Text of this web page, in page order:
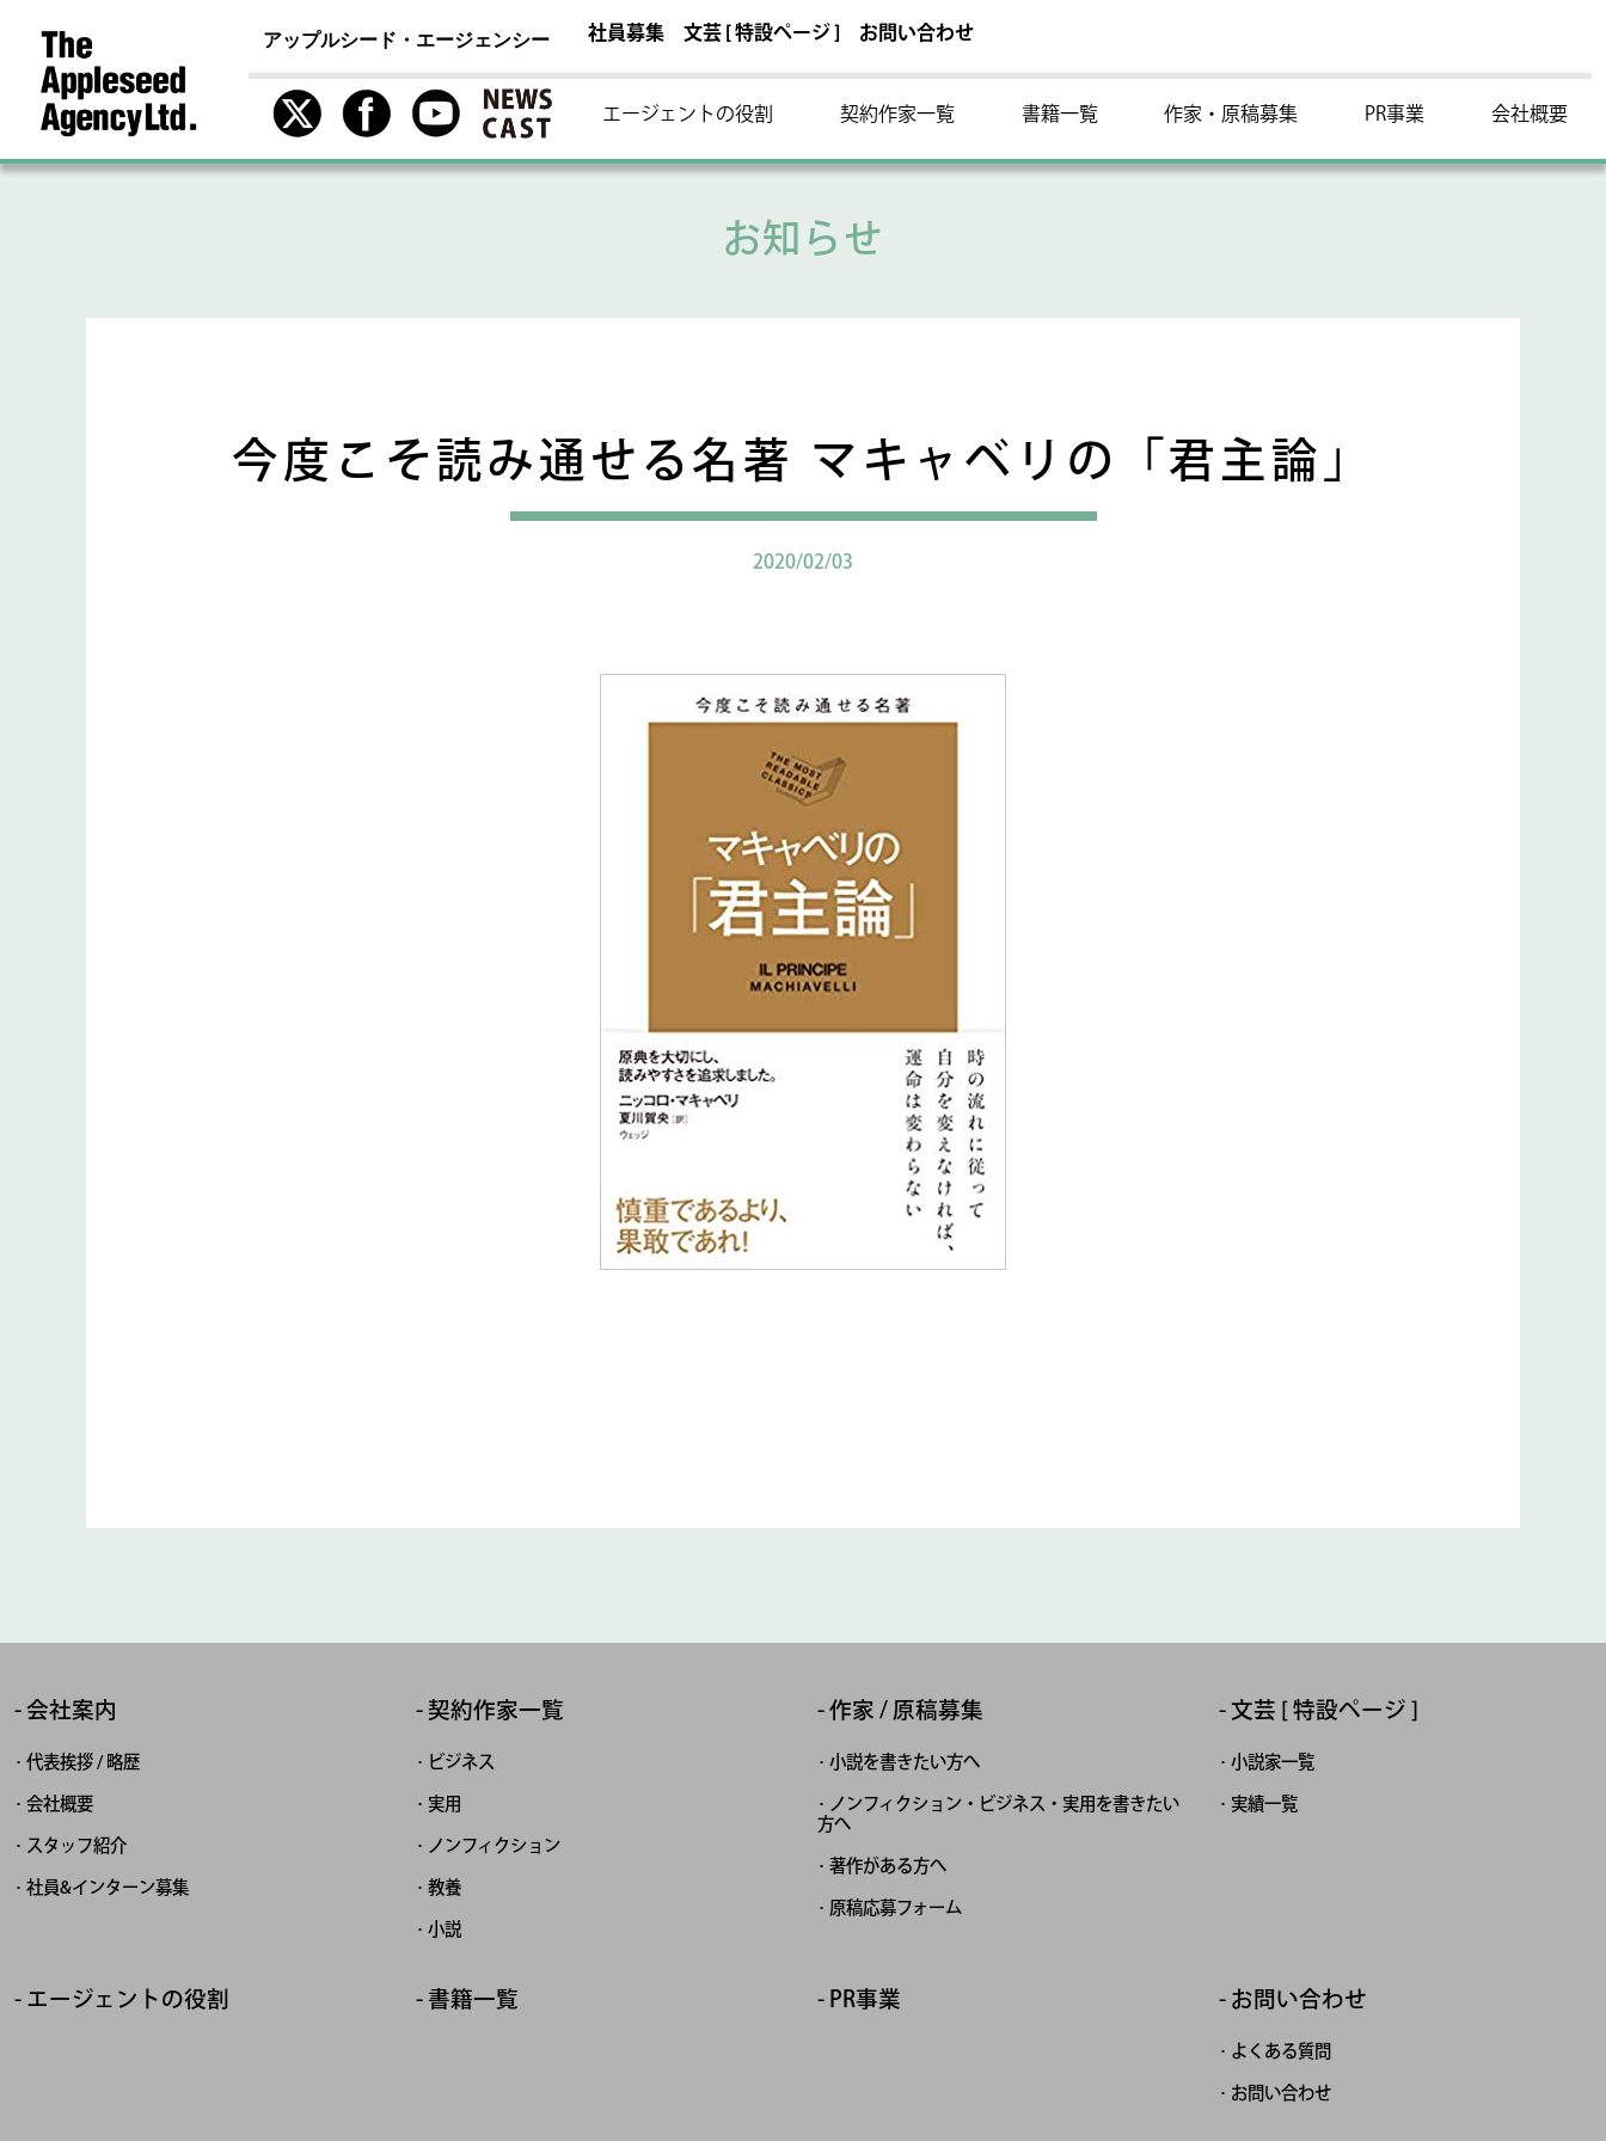
アップルシード・エージェンシー 社員募集 文芸 [ 特設ページ ] お問い合わせ
エージェントの役割 契約作家一覧 書籍一覧 作家・原稿募集 PR事業 会社概要
お知らせ
今度こそ読み通せる名著 マキャベリの「君主論」
2020/02/03
会社案内
代表挨拶 / 略歴
会社概要
スタッフ紹介
社員&インターン募集
契約作家一覧
ビジネス
実用
ノンフィクション
教養
小説
作家 / 原稿募集
小説を書きたい方へ
ノンフィクション・ビジネス・実用を書きたい
方へ
著作がある方へ
原稿応募フォーム
文芸 [ 特設ページ ]
小説家一覧
実績一覧
エージェントの役割 書籍一覧 PR事業 お問い合わせ
よくある質問
お問い合わせ